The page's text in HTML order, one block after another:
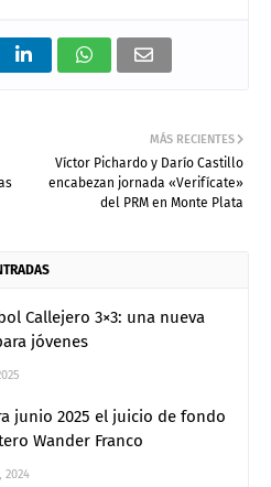
MÁS RECIENTES
Víctor Pichardo y Darío Castillo
encabezan jornada «Verifícate»
del PRM en Monte Plata
Callejero 3×3: una nueva
jóvenes
junio 2025 el juicio de fondo
Wander Franco
2024